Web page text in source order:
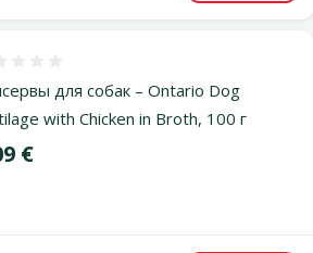
для собак – Ontario Dog
with Chicken in Broth, 100 г
€